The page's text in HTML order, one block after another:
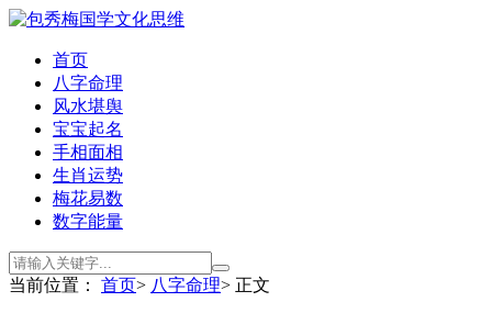
首页
八字命理
风水堪舆
宝宝起名
手相面相
生肖运势
梅花易数
数字能量
当前位置： 首页> 八字命理> 正文